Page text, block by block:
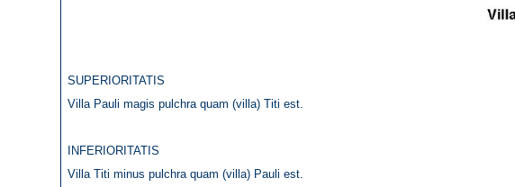
SUPERIORITATIS
Villa Pauli magis pulchra quam (villa) Titi est.
INFERIORITATIS
Villa Titi minus pulchra quam (villa) Pauli est.